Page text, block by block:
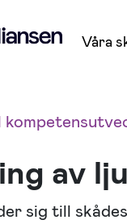
Våra
av
sig till